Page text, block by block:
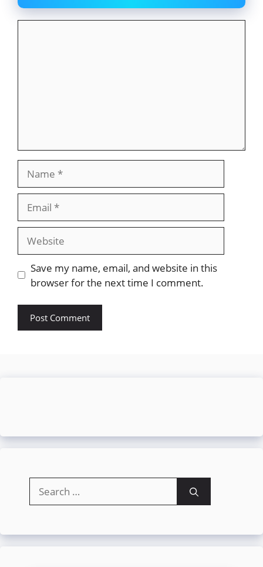
Website
Save my name, email, and website in this
browser for the next time I comment.
for: